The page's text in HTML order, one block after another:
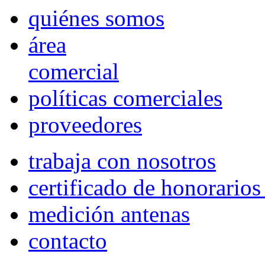
quiénes somos
área
comercial
políticas comerciales
proveedores
trabaja con nosotros
certificado de
medición antenas
contacto